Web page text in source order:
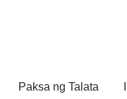
Paksa ng Talata